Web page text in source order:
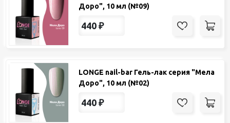
Доро", 10 мл (№09)
440 ₽
LONGE nail-bar Гель-лак серия "Мела
Доро", 10 мл (№02)
440 ₽